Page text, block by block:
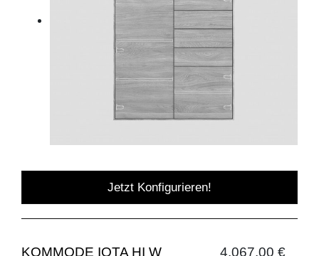
Jetzt Konfigurieren!
KOMMODE IOTA HI W 4.067,00 €